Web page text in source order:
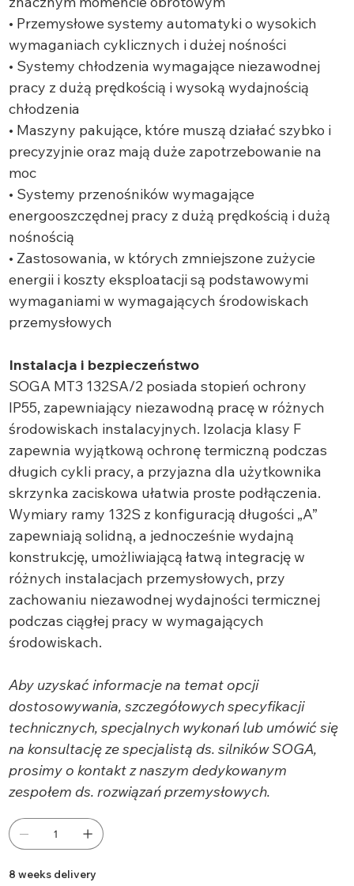
• Przemysłowe systemy automatyki o wysokich
wymaganiach cyklicznych i dużej nośności
• Systemy chłodzenia wymagające niezawodnej
pracy z dużą prędkością i wysoką wydajnością
chłodzenia
• Maszyny pakujące, które muszą działać szybko i
precyzyjnie oraz mają duże zapotrzebowanie na
moc
• Systemy przenośników wymagające
energooszczędnej pracy z dużą prędkością i dużą
nośnością
• Zastosowania, w których zmniejszone zużycie
energii i koszty eksploatacji są podstawowymi
wymaganiami w wymagających środowiskach
przemysłowych
Instalacja i bezpieczeństwo
SOGA MT3 132SA/2 posiada stopień ochrony
IP55, zapewniający niezawodną pracę w różnych
środowiskach instalacyjnych. Izolacja klasy F
zapewnia wyjątkową ochronę termiczną podczas
długich cykli pracy, a przyjazna dla użytkownika
skrzynka zaciskowa ułatwia proste podłączenia.
Wymiary ramy 132S z konfiguracją długości „A”
zapewniają solidną, a jednocześnie wydajną
konstrukcję, umożliwiającą łatwą integrację w
różnych instalacjach przemysłowych, przy
zachowaniu niezawodnej wydajności termicznej
podczas ciągłej pracy w wymagających
środowiskach.
Aby uzyskać informacje na temat opcji
dostosowywania, szczegółowych specyfikacji
technicznych, specjalnych wykonań lub umówić się
na konsultację ze specjalistą ds. silników SOGA,
prosimy o kontakt z naszym dedykowanym
zespołem ds. rozwiązań przemysłowych.
8 weeks delivery